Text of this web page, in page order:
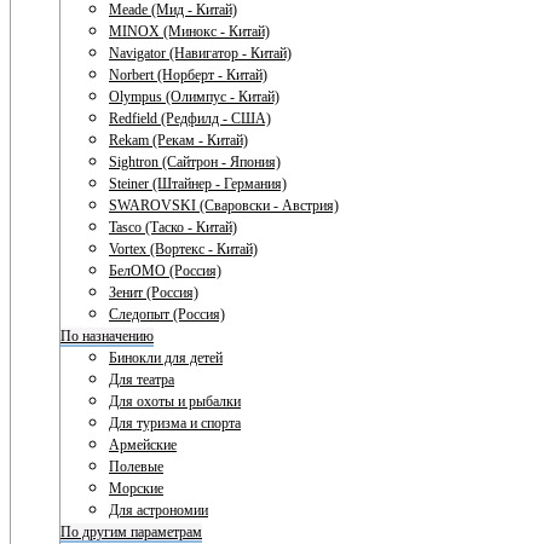
Meade (Мид - Китай)
MINOX (Минокс - Китай)
Navigator (Навигатор - Китай)
Norbert (Норберт - Китай)
Olympus (Олимпус - Китай)
Redfield (Редфилд - США)
Rekam (Рекам - Китай)
Sightron (Сайтрон - Япония)
Steiner (Штайнер - Германия)
SWAROVSKI (Сваровски - Австрия)
Tasco (Таско - Китай)
Vortex (Вортекс - Китай)
БелОМО (Россия)
Зенит (Россия)
Следопыт (Россия)
По назначению
Бинокли для детей
Для театра
Для охоты и рыбалки
Для туризма и спорта
Армейские
Полевые
Морские
Для астрономии
По другим параметрам